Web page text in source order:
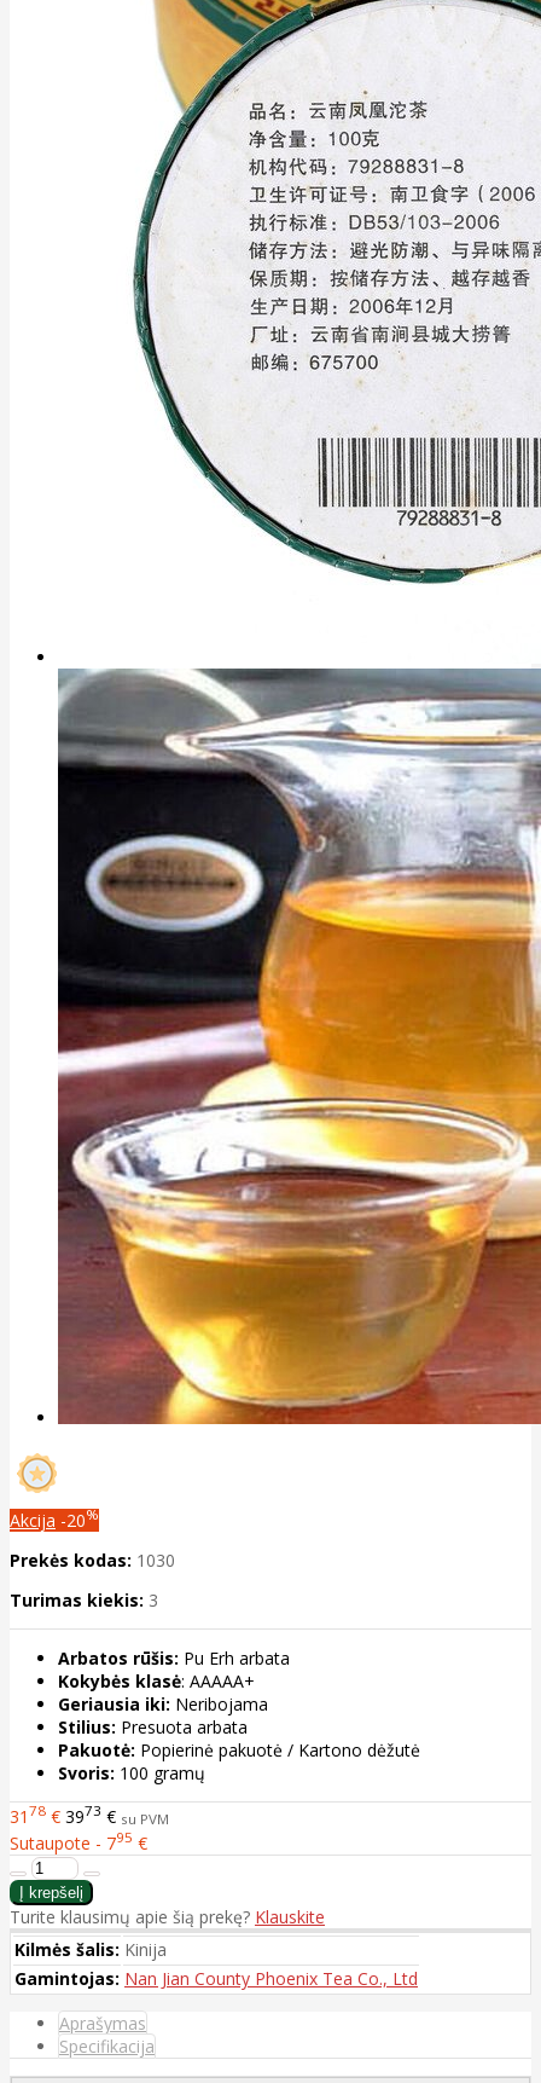
Akcija -20%
Prekės kodas: 1030
Turimas kiekis: 3
Arbatos rūšis: Pu Erh arbata
Kokybės klasė: AAAAA+
Geriausia iki: Neribojama
Stilius: Presuota arbata
Pakuotė: Popierinė pakuotė / Kartono dėžutė
Svoris: 100 gramų
31 78 € 3973 € su PVM
Sutaupote - 795 €
Turite klausimų apie šią prekę? Klauskite
Kilmės šalis: Kinija
Gamintojas: Nan Jian County Phoenix Tea Co., Ltd
Aprašymas
Specifikacija